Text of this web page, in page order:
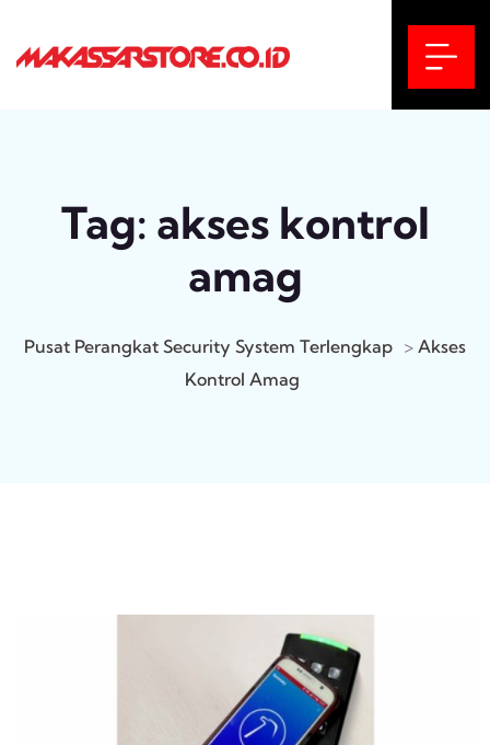
Tag: akses kontrol
amag
Pusat Perangkat Security System Terlengkap > Akses
Kontrol Amag